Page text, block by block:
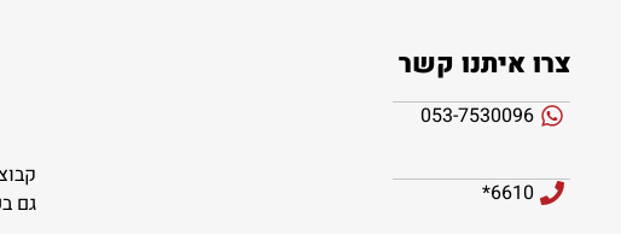
צרו איתנו קשר
053-7530096
6610*
גם